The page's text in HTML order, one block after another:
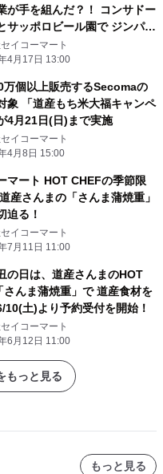
が手を組んだ？！ コンサドー
サッポロビール園で ジンパ
カンパーティ)&サッポロク
で乾杯できる イベントキャン
イコーマート
4月17日 13:00
万個以上販売するSecomaの
象 「道産もち米大福キャンペ
4月21日(日)まで実施
イコーマート
4月8日 15:00
マート HOT CHEFの季節限
産さんまの「さんま蒲焼重」
迫る！
イコーマート
7月11日 11:00
の日は、道産さんまのHOT
さんま蒲焼重」で 道産食材を
10(土)より予約受付を開始！
イコーマート
6月12日 11:00
もっと見る
もっと見る